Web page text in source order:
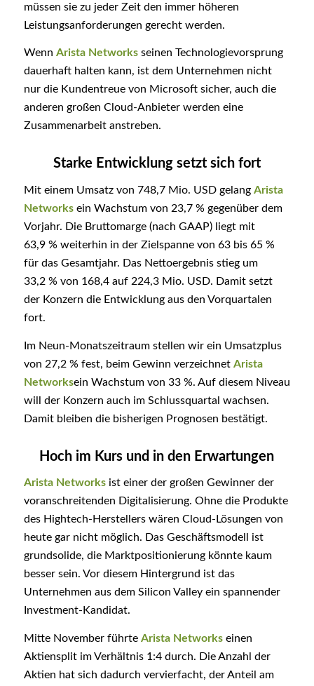
müssen sie zu jeder Zeit den immer höheren
Leistungsanforderungen gerecht werden.
Wenn Arista Networksseinen Technologievorsprung
dauerhaft halten kann, ist dem Unternehmen nicht
nur die Kundentreue von Microsoft sicher, auch die
anderen großen Cloud-Anbieter werden eine
Zusammenarbeit anstreben.
Starke Entwicklung setzt sich fort
Mit einem Umsatz von 748,7 Mio. USD gelang Arista
Networksein Wachstum von 23,7 % gegenüber dem
Vorjahr. Die Bruttomarge (nach GAAP) liegt mit
63,9 % weiterhin in der Zielspanne von 63 bis 65 %
für das Gesamtjahr. Das Nettoergebnis stieg um
33,2 % von 168,4 auf 224,3 Mio. USD. Damit setzt
der Konzern die Entwicklung aus den Vorquartalen
fort.
Im Neun-Monatszeitraum stellen wir ein Umsatzplus
von 27,2 % fest, beim Gewinn verzeichnet Arista
Networksein Wachstum von 33 %. Auf diesem Niveau
will der Konzern auch im Schlussquartal wachsen.
Damit bleiben die bisherigen Prognosen bestätigt.
Hoch im Kurs und in den Erwartungen
Arista Networksist einer der großen Gewinner der
voranschreitenden Digitalisierung. Ohne die Produkte
des Hightech-Herstellers wären Cloud-Lösungen von
heute gar nicht möglich. Das Geschäftsmodell ist
grundsolide, die Marktpositionierung könnte kaum
besser sein. Vor diesem Hintergrund ist das
Unternehmen aus dem Silicon Valley ein spannender
Investment-Kandidat.
Mitte November führte Arista Networkseinen
Aktiensplit im Verhältnis 1:4 durch. Die Anzahl der
Aktien hat sich dadurch vervierfacht, der Anteil am